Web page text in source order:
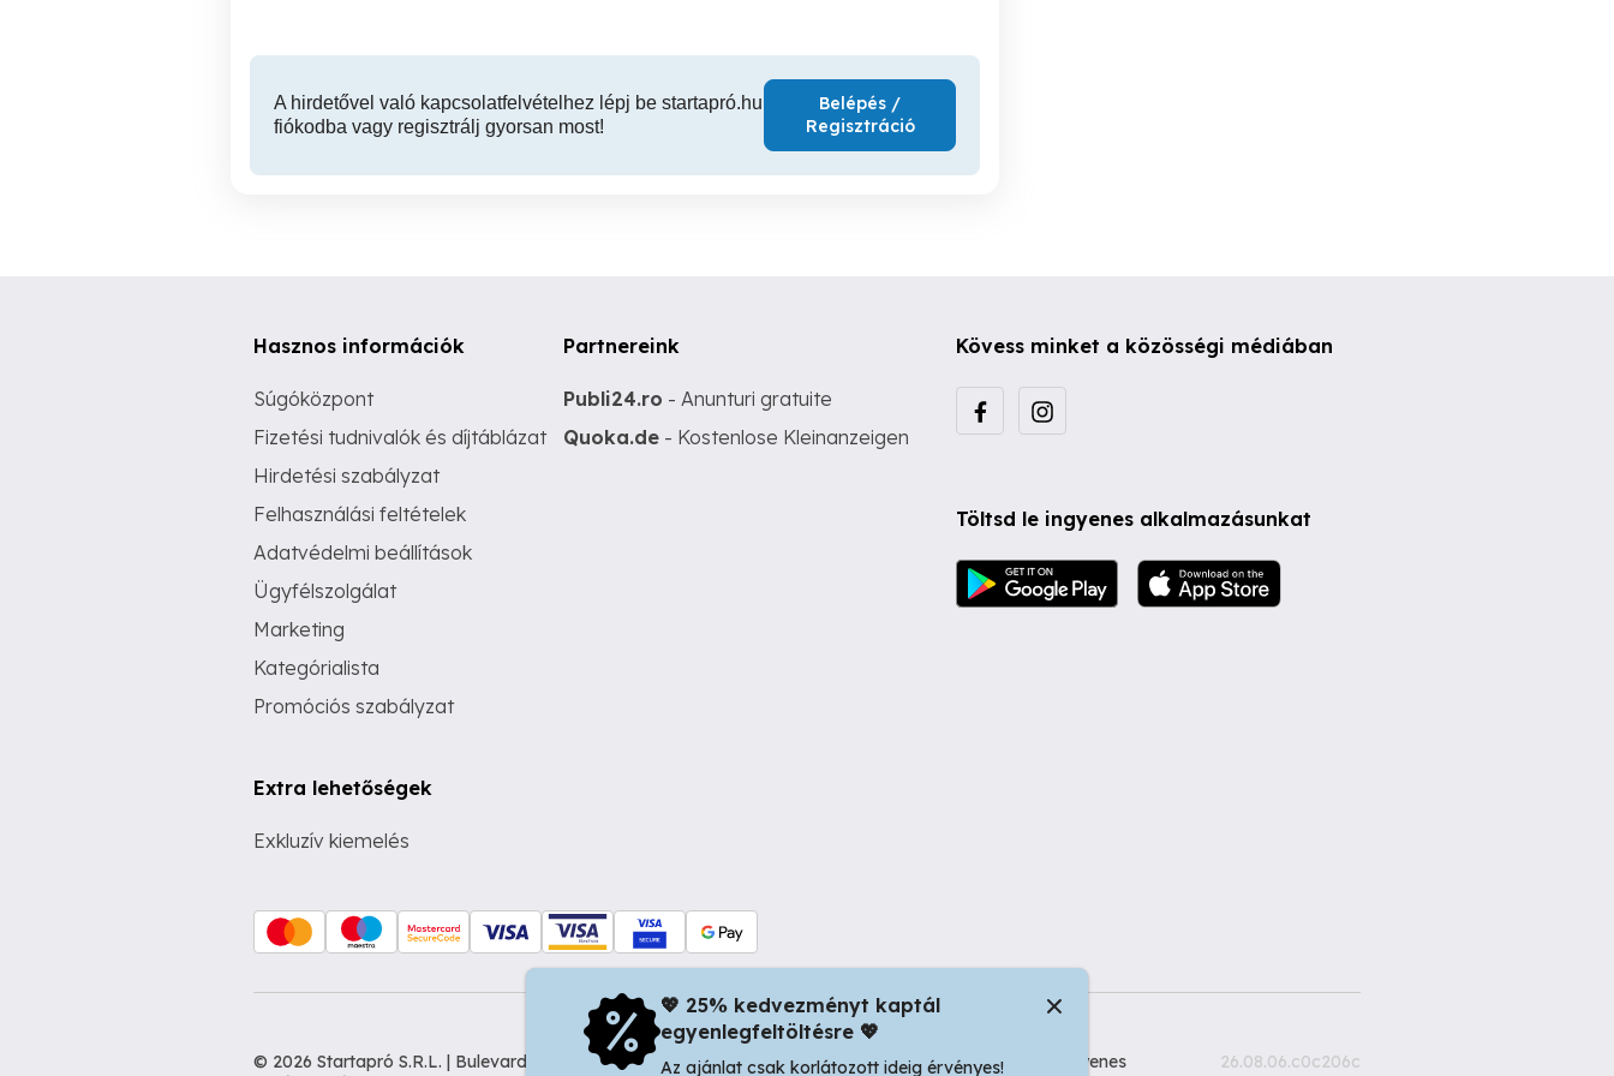
A hirdetővel való kapcsolatfelvételhez lépj be startapró.hu
fiókodba vagy regisztrálj gyorsan most!
Belépés /
Regisztráció
Hasznos információk
Súgóközpont
Fizetési tudnivalók és díjtáblázat
Hirdetési szabályzat
Felhasználási feltételek
Adatvédelmi beállítások
Ügyfélszolgálat
Marketing
Kategórialista
Promóciós szabályzat
Extra lehetőségek
Exkluzív kiemelés
Partnereink
Publi24.ro - Anunturi gratuite
Quoka.de - Kostenlose Kleinanzeigen
Kövess minket a közösségi médiában
Töltsd le ingyenes alkalmazásunkat
© 2026 Startapró S.R.L. | Bulevardul Dacia nr 34, Oradea 410346, Romania | Tax ID: RO44483373 -
Ingyenes
26.08.06.c0c206c
💖 25% kedvezményt kaptál
egyenlegfeltöltésre 💖
Az ajánlat csak korlátozott ideig érvényes!